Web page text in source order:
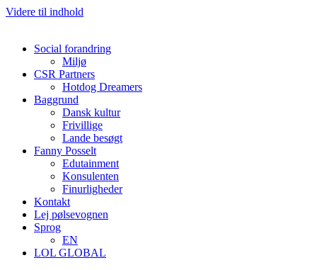
Videre til indhold
Social forandring
Miljø
CSR Partners
Hotdog Dreamers
Baggrund
Dansk kultur
Frivillige
Lande besøgt
Fanny Posselt
Edutainment
Konsulenten
Finurligheder
Kontakt
Lej pølsevognen
Sprog
EN
LOL GLOBAL